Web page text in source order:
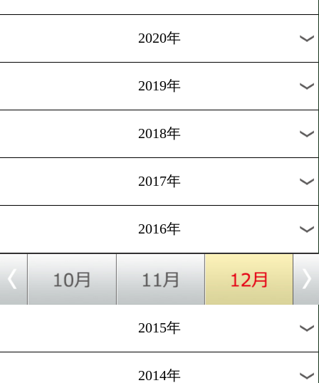
会場:ロシア・モスクワ
月別のタイトル戦
2026年
2024年
2023年
2022年